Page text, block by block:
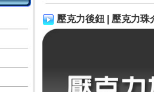
壓克力後鈕 | 壓克力珠